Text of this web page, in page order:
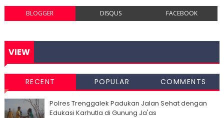
BLOGGER DISQUS FACEBOOK
VIEW
RECENT POPULAR COMMENTS
Polres Trenggalek Padukan Jalan Sehat dengan
Edukasi Karhutla di Gunung Ja'as